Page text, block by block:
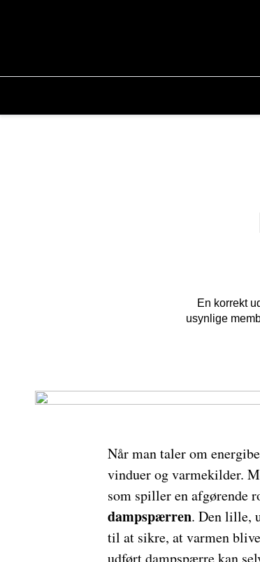
En korrekt
usynlige
Når man taler om
vinduer og varmekilder.
som spiller en afgørende
dampspærren. Den lille,
til at sikre, at varmen
udført dampspærre kan